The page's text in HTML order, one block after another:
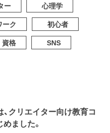
ー
心理学
ーク
初心者
資格 SNS
、クリエイター向け教育コ
ました。